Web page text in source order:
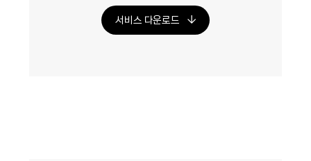
서비스 다운로드